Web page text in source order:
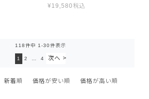
¥19,580 税込
新着順 価格が安い順 価格が高い順
118件中 1 -30件表示
1 2 4